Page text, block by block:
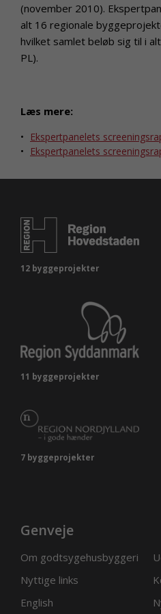
(november 2010).
alt 16 regionale
hvilket samlet beløb sig til i
PL).
Læs mere:
Ekspertpanelets
Ekspertpanelets
12 byggeprojekter
11 byggeprojekter
7 byggeprojekter
Genveje
Om godtsygehusbyggeri
Nyttige links
English